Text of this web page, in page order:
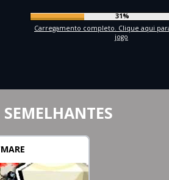
34%
Carregamento completo. Clique aqui
jogo
SEMELHANTES